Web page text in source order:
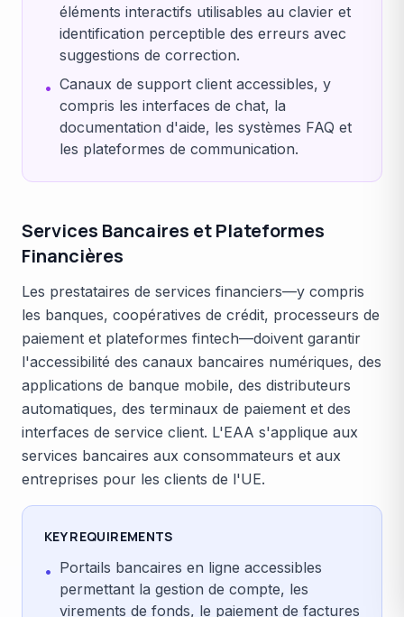
éléments interactifs utilisables au clavier et
identification perceptible des erreurs avec
suggestions de correction.
• Canaux de support client accessibles, y
compris les interfaces de chat, la
documentation d'aide, les systèmes FAQ et
les plateformes de communication.
Services Bancaires et Plateformes
Financières
Les prestataires de services financiers—y compris
les banques, coopératives de crédit, processeurs de
paiement et plateformes fintech—doivent garantir
l'accessibilité des canaux bancaires numériques, des
applications de banque mobile, des distributeurs
automatiques, des terminaux de paiement et des
interfaces de service client. L'EAA s'applique aux
services bancaires aux consommateurs et aux
entreprises pour les clients de l'UE.
KEY REQUIREMENTS
• Portails bancaires en ligne accessibles
permettant la gestion de compte, les
virements de fonds, le paiement de factures